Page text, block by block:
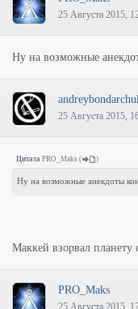
25 Августа 2015,
Ну на возможные
25 Августа 2015,
Цитата PRO_Maks ( )
Ну на возможные анекдоты
Маккей взорвал
PRO_Maks
25 Августа 2015,